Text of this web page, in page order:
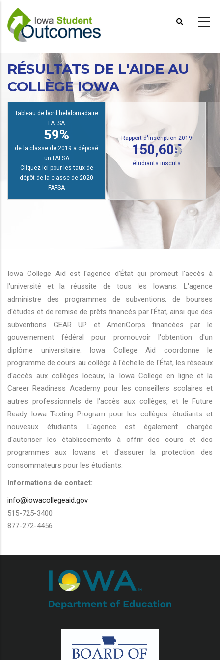
contenu
principal
RÉSULTATS DE L'AIDE AU
COLLÈGE IOWA
Tableau de bord hebdomadaire
FAFSA
59%
de la classe de 2019 a déposé
un FAFSA
Cliquez ici pour les taux de
dépôt de la classe de 2020
FAFSA
Rapport d'inscription 2019
150,605
étudiants inscrits
Iowa College Aid est l'agence d'État qui promeut l'accès à
l'université et la réussite de tous les Iowans. L'agence
administre des programmes de subventions, de bourses
d'études et de remise de prêts financés par l'État, ainsi que des
subventions GEAR UP et AmeriCorps financées par le
gouvernement fédéral pour promouvoir l'obtention d'un
diplôme universitaire. Iowa College Aid coordonne le
programme de cours au collège à l'échelle de l'État, les réseaux
d'accès aux collèges locaux, la Iowa College en ligne et la
Career Readiness Academy pour les conseillers scolaires et
autres professionnels de l'accès aux collèges, et le Future
Ready Iowa Texting Program pour les collèges. étudiants et
nouveaux étudiants. L'agence est également chargée
d'autoriser les établissements à offrir des cours et des
programmes aux Iowans et d'assurer la protection des
consommateurs pour les étudiants.
Informations de contact:
info@iowacollegeaid.gov
515-725-3400
877-272-4456